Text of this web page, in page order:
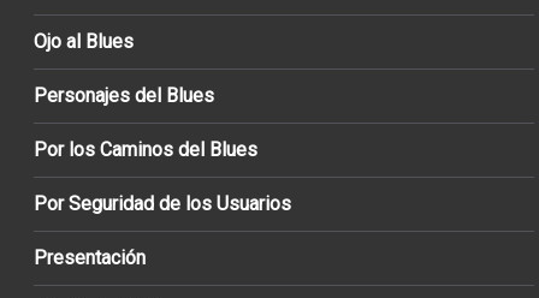
Ojo al Blues
Personajes del Blues
Por los Caminos del Blues
Por Seguridad de los Usuarios
Presentación